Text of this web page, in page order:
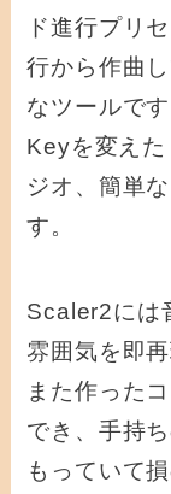
ド進行プリ
行から作曲
なツールです
Keyを変え
ジオ、簡単
す。
Scaler2には
雰囲気を即
また作った
でき、手持
もっていて